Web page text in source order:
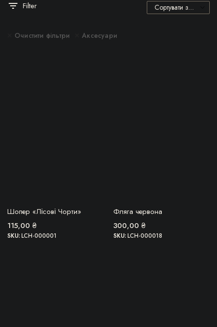
Filter
Очистити фільтри Аксесуари
ЗАКІНЧИВСЯ!
Шопер «Лісові Чорти»
115,00 ₴
SKU:LCH-000001
БЕРУ!
Фляга червона
300,00 ₴
SKU:LCH-000018